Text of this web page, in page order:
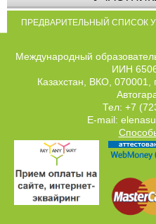
ПРЕДВАРИТЕЛЬНЫЙ СПИСОК
Международный
ИИН
Казахстан, ВКО, 070001,
Тел: +7
E-mail: